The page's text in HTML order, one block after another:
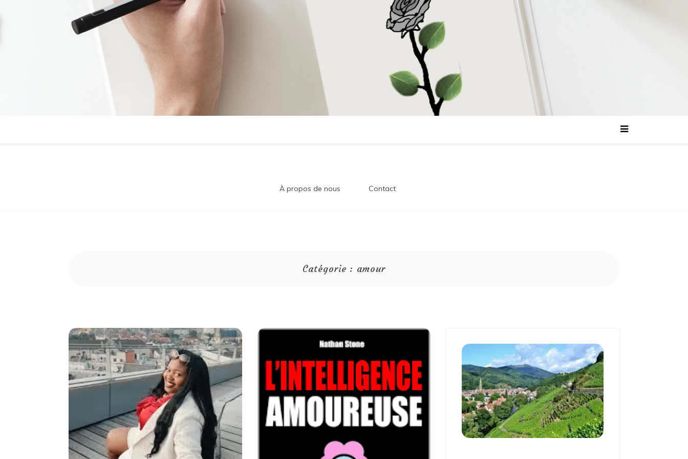
À propos de nous Contact
Catégorie : amour